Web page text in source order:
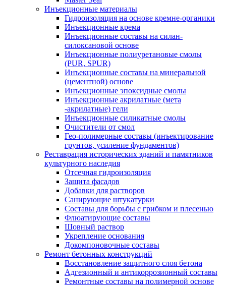
Инъекционные материалы
Гидроизоляция на основе кремне-органики
Инъекционные крема
Инъекционные составы на силан-
силоксановой основе
Инъекционные полиуретановые смолы
(PUR, SPUR)
Инъекционные составы на минеральной
(цементной) основе
Инъекционные эпоксидные смолы
Инъекционные акрилатные (мета
-акрилатные) гели
Инъекционные силикатные смолы
Очистители от смол
Гео-полимерные составы (инъектирование
грунтов, усиление фундаментов)
Реставрация исторических зданий и памятников
культурного наследия
Отсечная гидроизоляция
Защита фасадов
Добавки для растворов
Санирующие штукатурки
Составы для борьбы с грибком и плесенью
Флюатирующие составы
Шовный раствор
Укрепление основания
Докомпоновочные составы
Ремонт бетонных конструкций
Восстановление защитного слоя бетона
Адгезионный и антикоррозионный составы
Ремонтные составы на полимерной основе